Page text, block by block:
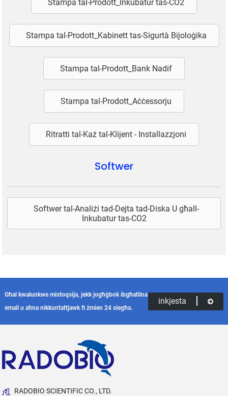
Stampa tal-Prodott_Inkubatur tas-CO2
Stampa tal-Prodott_Kabinett tas-Sigurtà Bijoloġika
Stampa tal-Prodott_Bank Nadif
Stampa tal-Prodott_Aċċessorju
Ritratti tal-Każ tal-Klijent - Installazzjoni
Softwer
Softwer tal-Analiżi tad-Dejta tad-Diska U għall-
Inkubatur tas-CO2
Għal kwalunkwe mistoqsija, jekk jogħġbok ibgħatilna
email u aħna nikkuntattjawk fi żmien 24 siegħa.
inkjesta
RADOBIO SCIENTIFIC CO., LTD.